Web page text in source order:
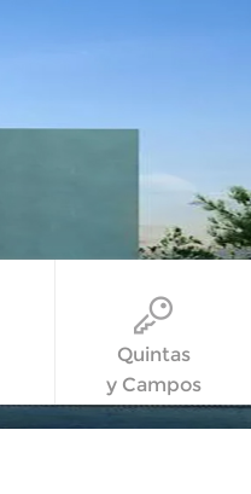
Quintas
y Campos